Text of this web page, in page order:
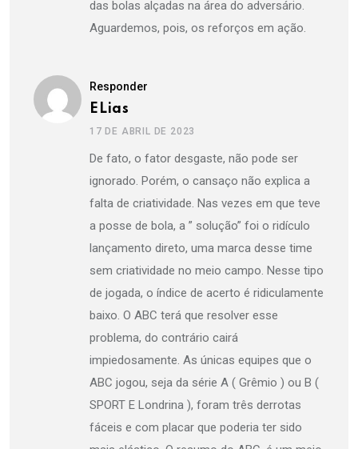
das bolas alçadas na área do adversário.
Aguardemos, pois, os reforços em ação.
Responder
ELias
17 DE ABRIL DE 2023
De fato, o fator desgaste, não pode ser
ignorado. Porém, o cansaço não explica a
falta de criatividade. Nas vezes em que teve
a posse de bola, a ” solução” foi o ridículo
lançamento direto, uma marca desse time
sem criatividade no meio campo. Nesse tipo
de jogada, o índice de acerto é ridiculamente
baixo. O ABC terá que resolver esse
problema, do contrário cairá
impiedosamente. As únicas equipes que o
ABC jogou, seja da série A ( Grêmio ) ou B (
SPORT E Londrina ), foram três derrotas
fáceis e com placar que poderia ter sido